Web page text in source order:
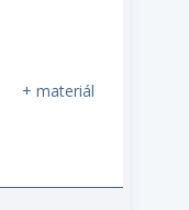
+ materiál